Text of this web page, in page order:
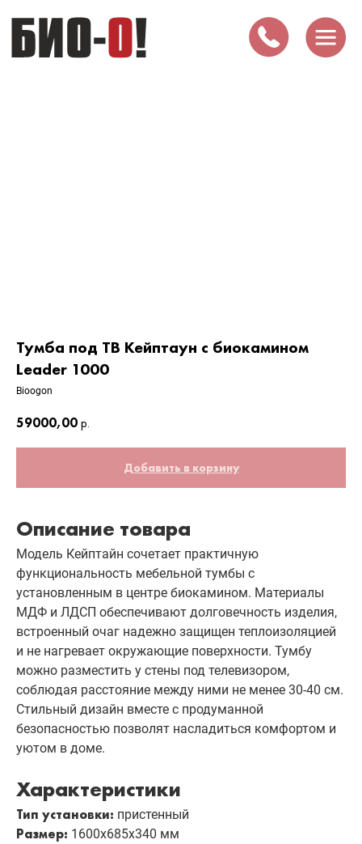
Тумба под ТВ Кейптаун с биокамином
Leader 1000
Bioogon
59000,00р.
Добавить в корзину
Описание товара
Модель Кейптайн сочетает практичную
функциональность мебельной тумбы с
установленным в центре биокамином. Материалы
МДФ и ЛДСП обеспечивают долговечность изделия,
встроенный очаг надежно защищен теплоизоляцией
и не нагревает окружающие поверхности. Тумбу
можно разместить у стены под телевизором,
соблюдая расстояние между ними не менее 30-40 см.
Стильный дизайн вместе с продуманной
безопасностью позволят насладиться комфортом и
уютом в доме.
Характеристики
Тип установки: пристенный
Размер: 1600х685х340 мм